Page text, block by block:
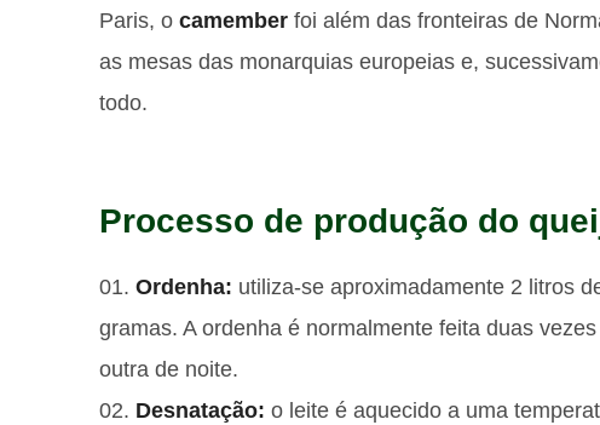
Paris, o camember foi além das fronteiras de
as mesas das monarquias europeias e,
todo.
Processo de produção do
Ordenha: utiliza-se aproximadamente 2 litros
gramas. A ordenha é normalmente feita duas
outra de noite.
Desnatação: o leite é aquecido a uma